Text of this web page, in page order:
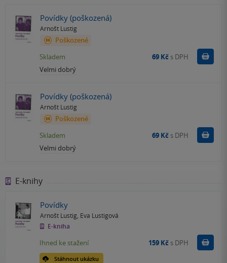
Povídky (poškozená)
Arnošt Lustig
Poškozené
Velmi dobrý
Skladem 69 Kč s DPH
Povídky (poškozená)
Arnošt Lustig
Poškozené
Velmi dobrý
Skladem 69 Kč s DPH
E-knihy
Povídky
Arnošt Lustig Eva Lustigová
E-kniha
Stáhnout ukázku
Ihned ke stažení 159 Kč s DPH Koupit